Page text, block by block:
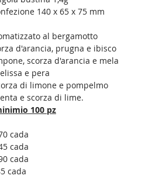
140 x 65 x 75 mm
al bergamotto
d'arancia, prugna e ibisco
scorza d'arancia e mela
e pera
di limone e pompelmo
e scorza di lime.
100 pz
cada
cada
cada
cada